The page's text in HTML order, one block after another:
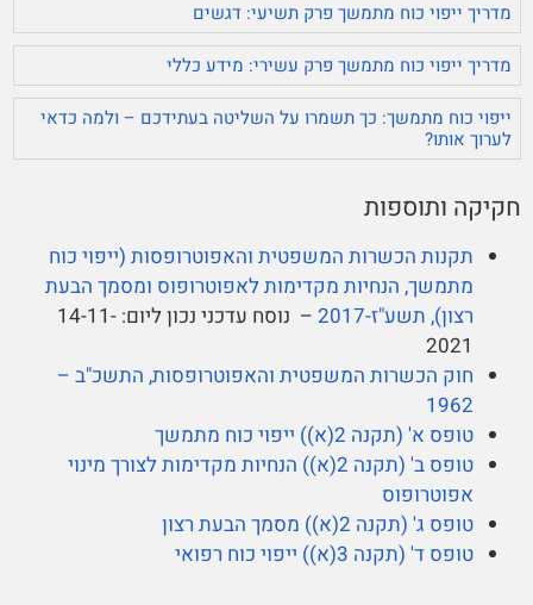
מדריך ייפוי כוח מתמשך פרק תשיעי: דגשים
מדריך ייפוי כוח מתמשך פרק עשירי: מידע כללי
ייפוי כוח מתמשך: כך תשמרו על השליטה בעתידכם – ולמה כדאי
לערוך אותו?
חקיקה ותוספות
תקנות הכשרות המשפטית והאפוטרופסות (ייפוי כוח
מתמשך, הנחיות מקדימות לאפוטרופוס ומסמך הבעת
רצון), תשע"ז-2017
– נוסח עדכני נכון ליום: 14-11-
2021
חוק הכשרות המשפטית והאפוטרופסות, התשכ"ב –
1962
טופס א' (תקנה 2(א)) ייפוי כוח מתמשך
טופס ב' (תקנה 2(א)) הנחיות מקדימות לצורך מינוי
אפוטרופוס
טופס ג' (תקנה 2(א)) מסמך הבעת רצון
טופס ד' (תקנה 3(א)) ייפוי כוח רפואי